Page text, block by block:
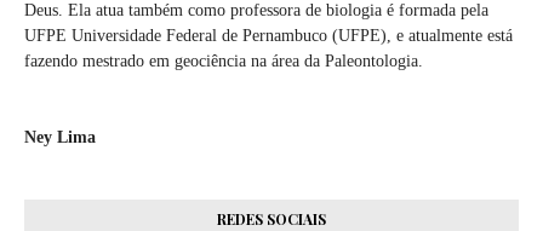
Deus. Ela atua também como professora de biologia é formada pela
UFPE Universidade Federal de Pernambuco (UFPE), e atualmente está
fazendo mestrado em geociência na área da Paleontologia.
Ney Lima
REDES SOCIAIS